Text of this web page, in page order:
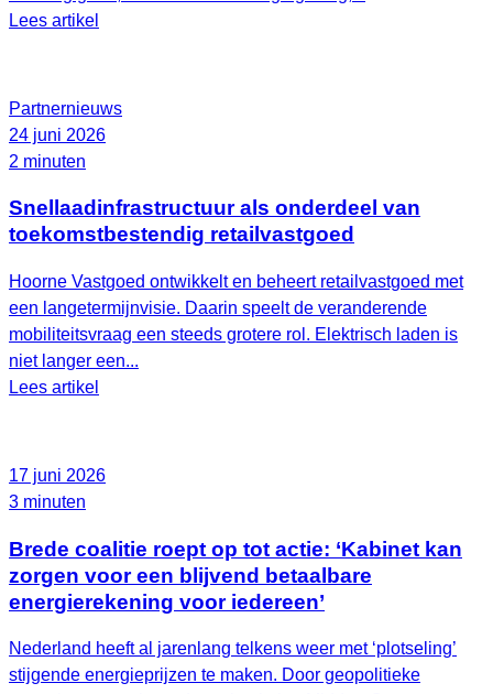
Lees artikel
Partnernieuws
24 juni 2026
2 minuten
Snellaadinfrastructuur als onderdeel van
toekomstbestendig retailvastgoed
Hoorne Vastgoed ontwikkelt en beheert retailvastgoed met
een langetermijnvisie. Daarin speelt de veranderende
mobiliteitsvraag een steeds grotere rol. Elektrisch laden is
niet langer een...
Lees artikel
17 juni 2026
3 minuten
Brede coalitie roept op tot actie: ‘Kabinet kan
zorgen voor een blijvend betaalbare
energierekening voor iedereen’
Nederland heeft al jarenlang telkens weer met ‘plotseling’
stijgende energieprijzen te maken. Door geopolitieke